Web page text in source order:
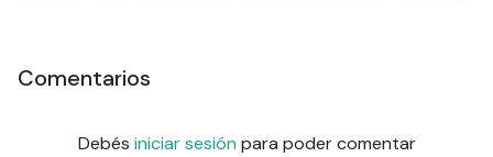
Comentarios
Debés iniciar sesión para poder comentar